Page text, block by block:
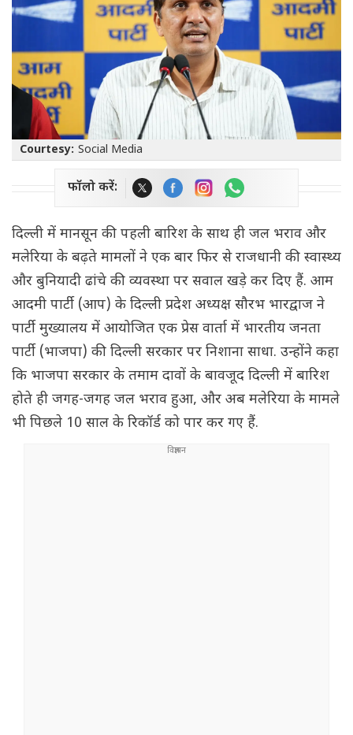
Courtesy: Social Media
फॉलो करें:
दिल्ली में मानसून की पहली बारिश के साथ ही जल भराव और
मलेरिया के बढ़ते मामलों ने एक बार फिर से राजधानी की स्वास्थ्य
और बुनियादी ढांचे की व्यवस्था पर सवाल खड़े कर दिए हैं. आम
आदमी पार्टी (आप) के दिल्ली प्रदेश अध्यक्ष सौरभ भारद्वाज ने
पार्टी मुख्यालय में आयोजित एक प्रेस वार्ता में भारतीय जनता
पार्टी (भाजपा) की दिल्ली सरकार पर निशाना साधा. उन्होंने कहा
कि भाजपा सरकार के तमाम दावों के बावजूद दिल्ली में बारिश
होते ही जगह-जगह जल भराव हुआ, और अब मलेरिया के मामले
भी पिछले 10 साल के रिकॉर्ड को पार कर गए हैं.